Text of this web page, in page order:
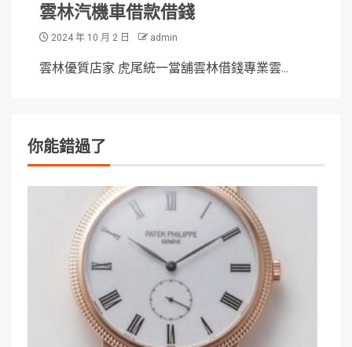
雲林汽機車借款借錢
2024 年 10 月 2 日 admin
雲林優質店家 虎尾統一當舖雲林借錢專業雲...
你能錯過了